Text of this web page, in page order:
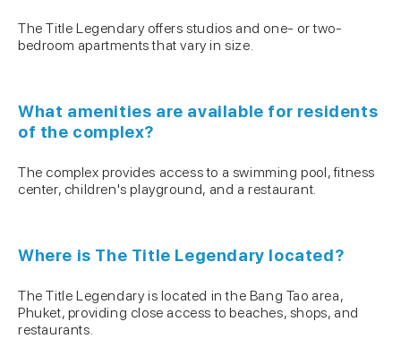
The Title Legendary offers studios and one- or two-
bedroom apartments that vary in size.
What amenities are available for residents
of the complex?
The complex provides access to a swimming pool, fitness
center, children's playground, and a restaurant.
Where is The Title Legendary located?
The Title Legendary is located in the Bang Tao area,
Phuket, providing close access to beaches, shops, and
restaurants.